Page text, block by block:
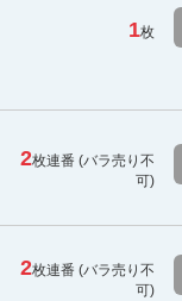
1枚
2枚連番 (バラ売り不
可)
2枚連番 (バラ売り不
可)